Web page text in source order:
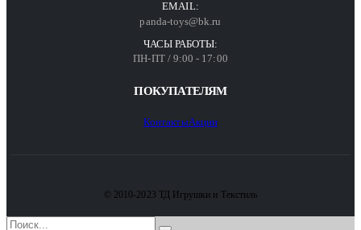
EMAIL:
panda-toys@bk.ru
ЧАСЫ РАБОТЫ:
ПН-ПТ / 9:00 - 17:00
ПОКУПАТЕЛЯМ
КонтактыАкции
© 2010-2023 ТД Игрушки и Текстиль